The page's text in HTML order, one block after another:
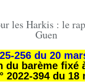
les Harkis : le
Guen
256 du 20
du barème fixé
2022-394 du 18